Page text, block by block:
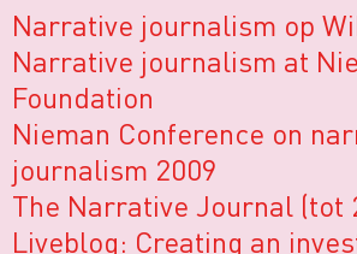
Narrative journalism op
Narrative journalism at
Foundation
Nieman Conference on
journalism 2009
The Narrative Journal (tot
Liveblog: Creating an